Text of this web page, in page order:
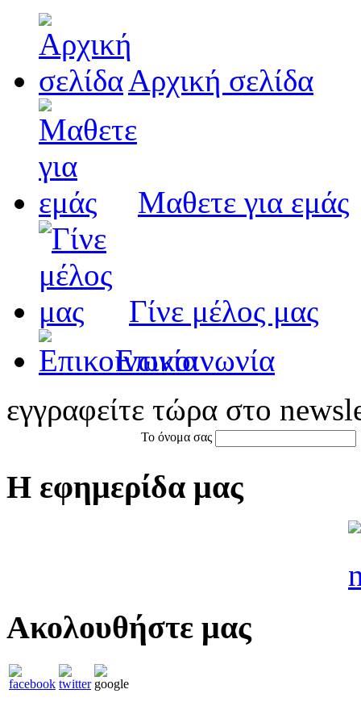
Αρχική σελίδα
Μαθετε για εμάς
Γίνε μέλος μας
Eπικοινωνία
εγγραφείτε τώρα στο
Το όνομα σας
Η εφημερίδα μας
Ακολουθήστε μας